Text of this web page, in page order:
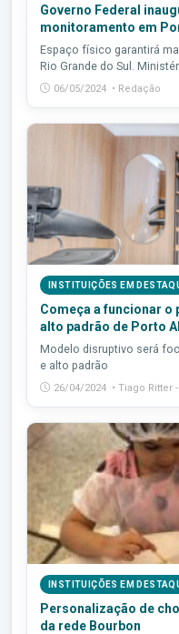
Governo Federal
monitoramento em
Espaço físico garantirá
Rio Grande do Sul.
06/05/2024 • Redação
INSTITUIÇÕES EM
Começa a funcionar
alto padrão de Porto
Modelo disruptivo será
e alto padrão
26/04/2024 • Tiago Ritter
INSTITUIÇÕES EM
Personalização de
da rede Bourbon